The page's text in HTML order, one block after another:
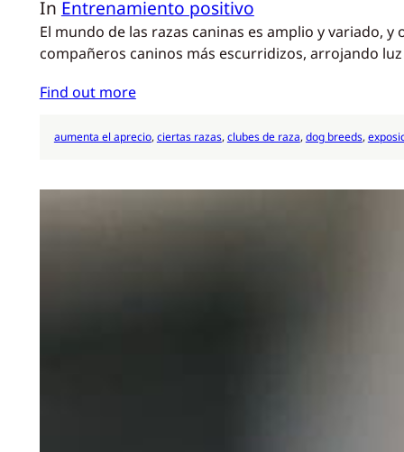
In Entrenamiento positivo
El mundo de las razas caninas es amplio y variado,
compañeros caninos más escurridizos, arrojando
Find out more
aumenta el aprecio, ciertas razas, clubes de raza, dog breeds,